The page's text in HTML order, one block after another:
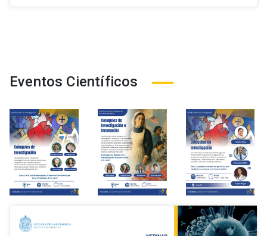
Eventos Científicos